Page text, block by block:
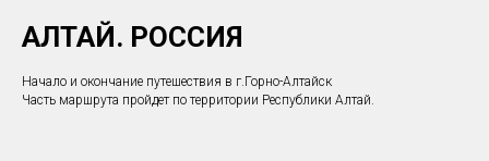
АЛТАЙ. РОССИЯ
Начало и окончание путешествия в г.Горно-Алтайск
Часть маршрута пройдет по территории Республики Алтай.